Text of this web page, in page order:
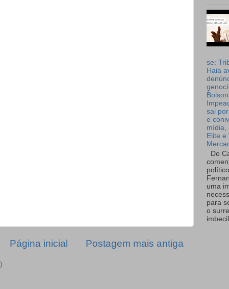
Postagem mais antiga
Página inicial
se:
Haia
sai
e
mídia,
Elite e
Do
uma
para
o